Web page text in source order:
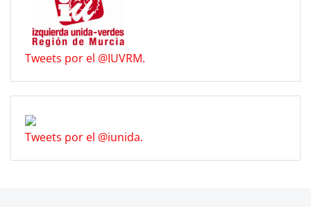
Tweets por el @IUVRM.
Tweets por el @iunida.